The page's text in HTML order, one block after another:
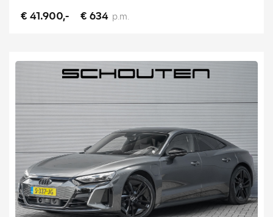
€ 41.900,- € 634 p.m.